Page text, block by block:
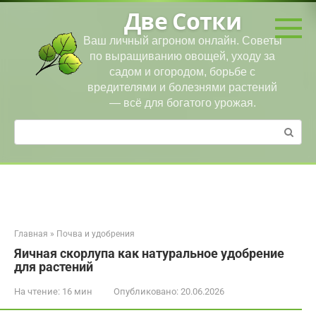
Перейти
Две Сотки
Ваш личный агроном онлайн. Советы
по выращиванию овощей, уходу за
садом и огородом, борьбе с
вредителями и болезнями растений
— всё для богатого урожая.
Поиск:
Главная » Почва и удобрения
Яичная скорлупа как натуральное удобрение
для растений
На чтение: 16 мин Опубликовано: 20.06.2026